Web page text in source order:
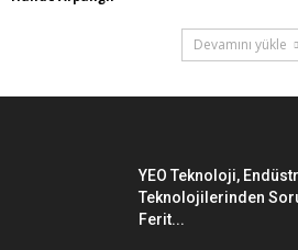
Devamını yükle
YEO Teknoloji,
Teknolojilerinden
Ferit...